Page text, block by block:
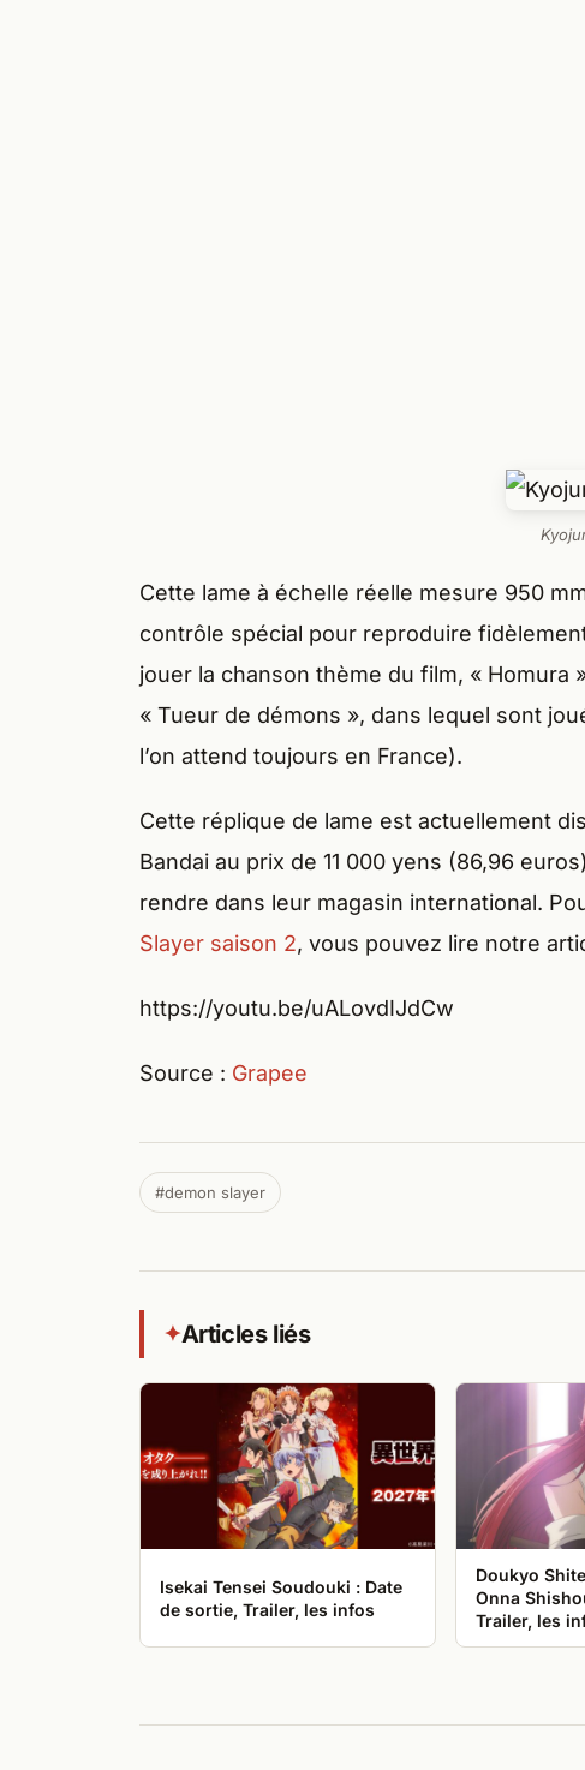
Cette lame à échelle réelle mesure 950
contrôle spécial pour reproduire
jouer la chanson thème du film, « Homura
« Tueur de démons », dans lequel sont
l’on attend toujours en France).
Cette réplique de lame est actuellement
Bandai au prix de 11 000 yens (86,96
rendre dans leur magasin international.
Slayer saison 2, vous pouvez lire notre
https://youtu.be/uALovdIJdCw
Source : Grapee
#demon slayer
✦Articles liés
Isekai Tensei Soudouki : Date
de sortie, Trailer, les infos
Doukyo
Onna
Trailer, les